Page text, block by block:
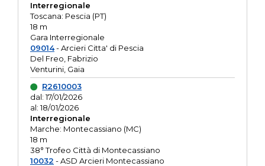
Interregionale
Toscana: Pescia (PT)
18 m
Gara Interregionale
09014- Arcieri Citta' di Pescia
Del Freo, Fabrizio
Venturini, Gaia
R2610003
dal: 17/01/2026
al: 18/01/2026
Interregionale
Marche: Montecassiano (MC)
18 m
38° Trofeo Città di Montecassiano
10032 - ASD Arcieri Montecassiano